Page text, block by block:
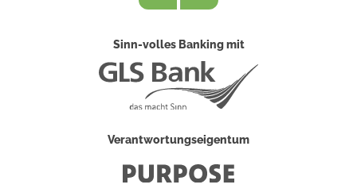
Sinn-volles Banking mit
Verantwortungseigentum